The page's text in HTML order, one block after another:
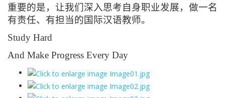
重要的是，让我们深入思考自身职业发展，做一名
有责任、有担当的国际汉语教师。
Study Hard
And Make Progress Every Day